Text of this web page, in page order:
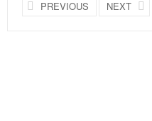
PREVIOUS NEXT